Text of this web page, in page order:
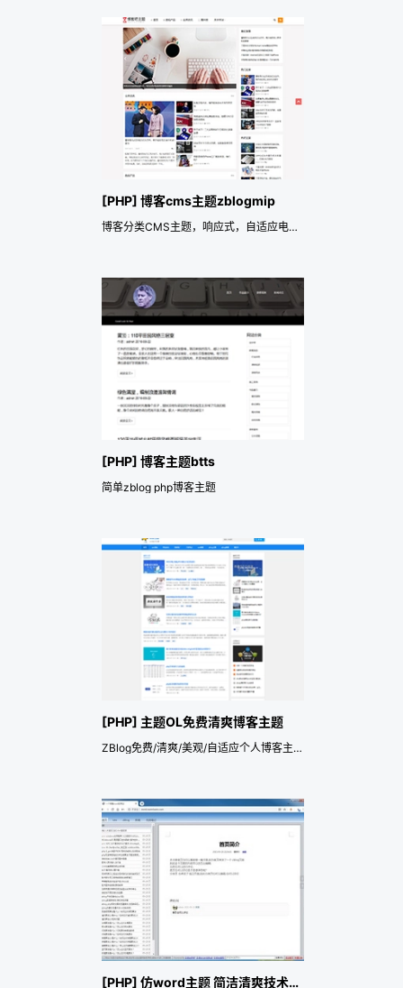
[PHP] 博客cms主题zblogmip
博客分类CMS主题，响应式，自适应电脑、手机、平板电脑。
[PHP] 博客主题btts
简单zblog php博客主题
[PHP] 主题OL免费清爽博客主题
ZBlog免费/清爽/美观/自适应个人博客主题
[PHP] 仿word主题 简洁清爽技术文档主题